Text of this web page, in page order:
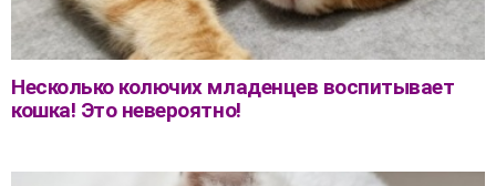
Несколько колючих младенцев воспитывает
кошка! Это невероятно!